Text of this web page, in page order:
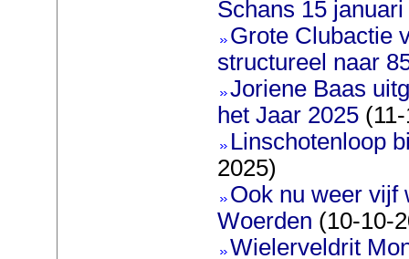
Schans 15 januari
Grote Clubactie
structureel naar
Joriene Baas
het Jaar 2025
Linschotenloop
2025)
Ook nu weer vijf
Woerden (10-10-
Wielerveldrit